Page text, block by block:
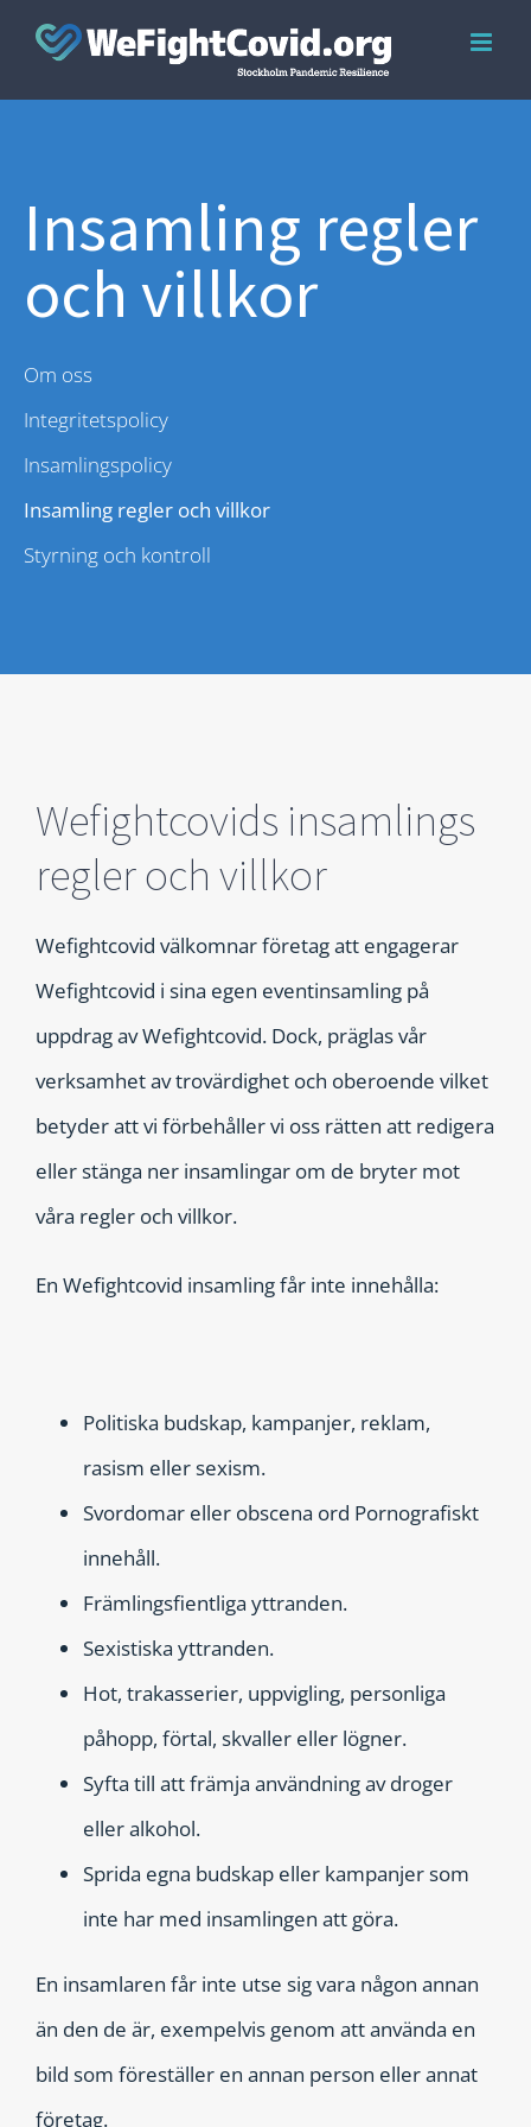
Insamling regler
och villkor
Om oss
Integritetspolicy
Insamlingspolicy
Insamling regler och villkor
Styrning och kontroll
Wefightcovids insamlings
regler och villkor
Wefightcovid välkomnar företag att engagerar
Wefightcovid i sina egen eventinsamling på
uppdrag av Wefightcovid. Dock, präglas vår
verksamhet av trovärdighet och oberoende vilket
betyder att vi förbehåller vi oss rätten att redigera
eller stänga ner insamlingar om de bryter mot
våra regler och villkor.
En Wefightcovid insamling får inte innehålla:
Politiska budskap, kampanjer, reklam,
rasism eller sexism.
Svordomar eller obscena ord Pornografiskt
innehåll.
Främlingsfientliga yttranden.
Sexistiska yttranden.
Hot, trakasserier, uppvigling, personliga
påhopp, förtal, skvaller eller lögner.
Syfta till att främja användning av droger
eller alkohol.
Sprida egna budskap eller kampanjer som
inte har med insamlingen att göra.
En insamlaren får inte utse sig vara någon annan
än den de är, exempelvis genom att använda en
bild som föreställer en annan person eller annat
företag.